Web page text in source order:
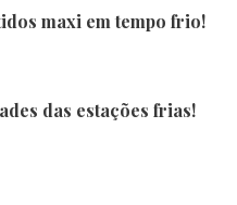
maxi em tempo frio!
das estações frias!